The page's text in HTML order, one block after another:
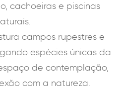
cachoeiras e piscinas
campos rupestres e
espécies únicas da
de contemplação,
com a natureza.